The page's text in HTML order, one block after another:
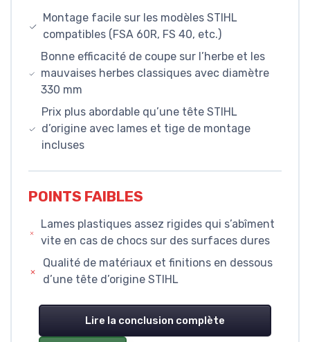
Montage facile sur les modèles STIHL
compatibles (FSA 60R, FS 40, etc.)
Bonne efficacité de coupe sur l’herbe et les
mauvaises herbes classiques avec diamètre
330 mm
Prix plus abordable qu’une tête STIHL
d’origine avec lames et tige de montage
incluses
POINTS FAIBLES
Lames plastiques assez rigides qui s’abîment
vite en cas de chocs sur des surfaces dures
Qualité de matériaux et finitions en dessous
d’une tête d’origine STIHL
Lire la conclusion complète